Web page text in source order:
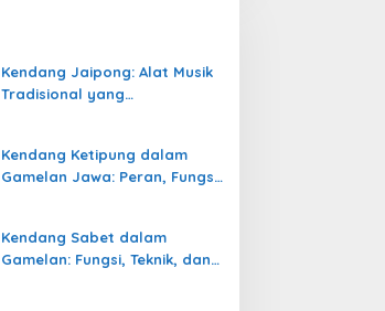
Kendang Jaipong: Alat Musik
Tradisional yang
Kendang Ketipung dalam
Gamelan Jawa: Peran, Fungsi,
Kendang Sabet dalam
Gamelan: Fungsi, Teknik, dan